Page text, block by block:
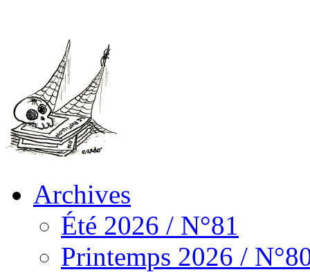
Archives
Été 2026 / N°81
Printemps 2026 /